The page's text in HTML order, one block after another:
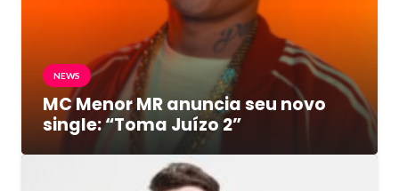
NEWS
MC Menor MR anuncia seu novo
single: “Toma Juízo 2”